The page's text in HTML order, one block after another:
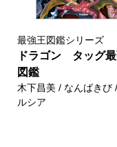
最強王図鑑シリーズ
ドラゴン タッグ
図鑑
木下昌美 / なんばきび
ルシア